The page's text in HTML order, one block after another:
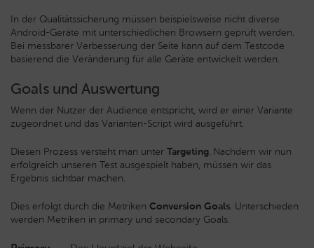
In der Qualitätssicherung müssen beispielsweise nicht diverse
Android-Geräte mit unterschiedlichen Browsern geprüft werden.
Bei messbarer Verbesserung der Seite kann auf dem Testcode
basierend die Veränderung für alle Geräte entwickelt werden.
Goals und Auswertung
Wenn der Nutzer der Audience entspricht, wird er einer Variante
zugeordnet und das Varianten-Script wird ausgeführt.
Diesen Prozess versteht man unter Targeting. Nachdem wir nun
erfolgreich unseren Test ausgespielt haben, müssen wir das
Ergebnis sichtbar machen.
Dies erfolgt durch die Metriken Conversion Goals. Unterschieden
werden Metriken in primary und secondary Goals.